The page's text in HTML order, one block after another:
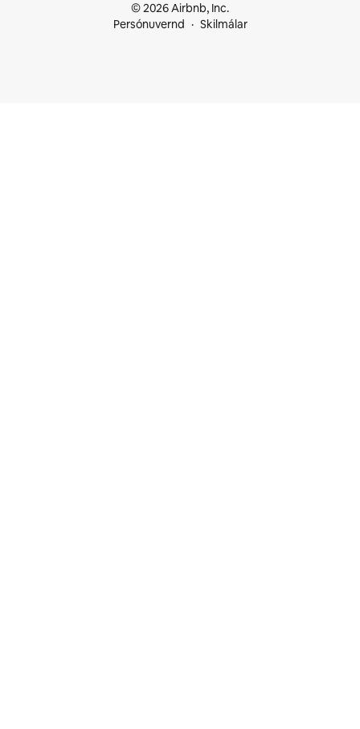
© 2026 Airbnb, Inc.
Persónuvernd
Skilmálar